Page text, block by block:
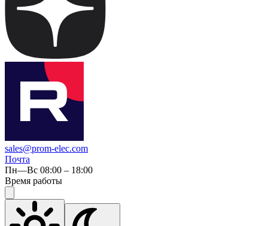
sales@prom-elec.com
Почта
Пн—Вс 08:00 – 18:00
Время работы